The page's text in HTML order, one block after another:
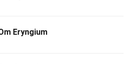
Eryngium